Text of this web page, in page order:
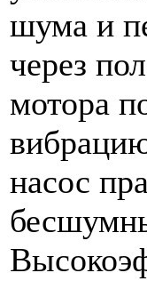
шума и
через
мотора
насос